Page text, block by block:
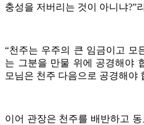
충성을 저버리는 것이 아니냐?”
“천주는 우주의 큰 임금이고 모
는 그분을 만물 위에 공경해야
모님은 천주 다음으로 공경해야
이어 관장은 천주를 배반하고